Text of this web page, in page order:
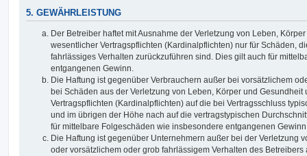
5. GEWÄHRLEISTUNG
Der Betreiber haftet mit Ausnahme der Verletzung von Leben,
wesentlicher Vertragspflichten (Kardinalpflichten) nur für Schäden,
fahrlässiges Verhalten zurückzuführen sind. Dies gilt auch für
entgangenen Gewinn.
Die Haftung ist gegenüber Verbrauchern außer bei vorsätzlichem
bei Schäden aus der Verletzung von Leben, Körper und
Vertragspflichten (Kardinalpflichten) auf die bei Vertragsschluss
und im übrigen der Höhe nach auf die vertragstypischen
für mittelbare Folgeschäden wie insbesondere entgangenen
Die Haftung ist gegenüber Unternehmern außer bei der Verletzung
oder vorsätzlichem oder grob fahrlässigem Verhalten des Betreibers